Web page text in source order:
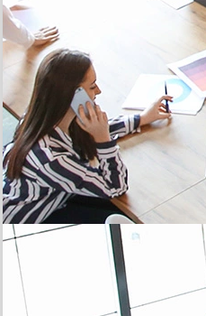
œuvre de
En
5
d’objets connectés vendus
capteurs
En
3
pour
votre parc de capteurs en
En